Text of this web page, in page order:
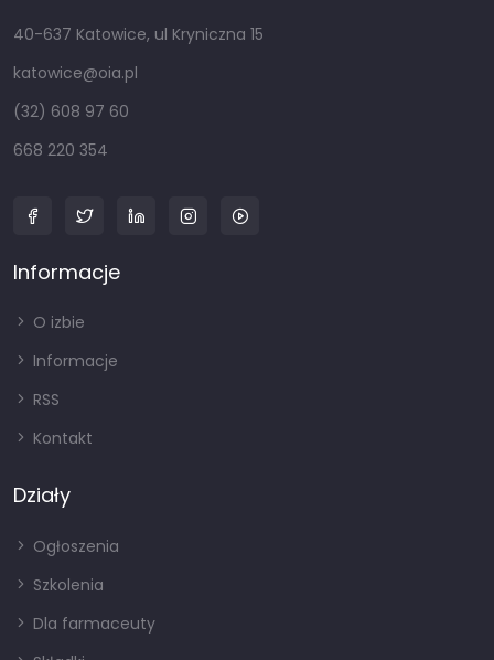
40-637 Katowice, ul Kryniczna 15
katowice@oia.pl
(32) 608 97 60
668 220 354
Informacje
O izbie
Informacje
RSS
Kontakt
Działy
Ogłoszenia
Szkolenia
Dla farmaceuty